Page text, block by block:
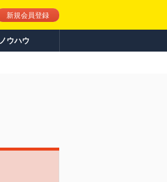
新規会員登録
ウハウ